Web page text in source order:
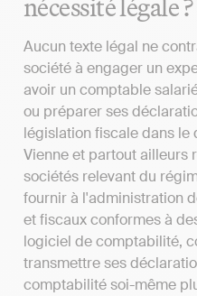
nécessité légale ?
Aucun texte légal ne
société à engager un
avoir un comptable
ou préparer ses
législation fiscale dans
Vienne et partout ailleurs
sociétés relevant du
fournir à l'administration
et fiscaux conformes à
logiciel de comptabilité,
transmettre ses
comptabilité soi-même